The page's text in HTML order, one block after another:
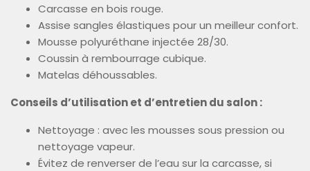
Carcasse en bois rouge.
Assise sangles élastiques pour un meilleur confort.
Mousse polyuréthane injectée 28/30.
Coussin à rembourrage cubique.
Matelas déhoussables.
Conseils d’utilisation et d’entretien du salon :
Nettoyage : avec les mousses sous pression ou
nettoyage vapeur.
Évitez de renverser de l’eau sur la carcasse, si